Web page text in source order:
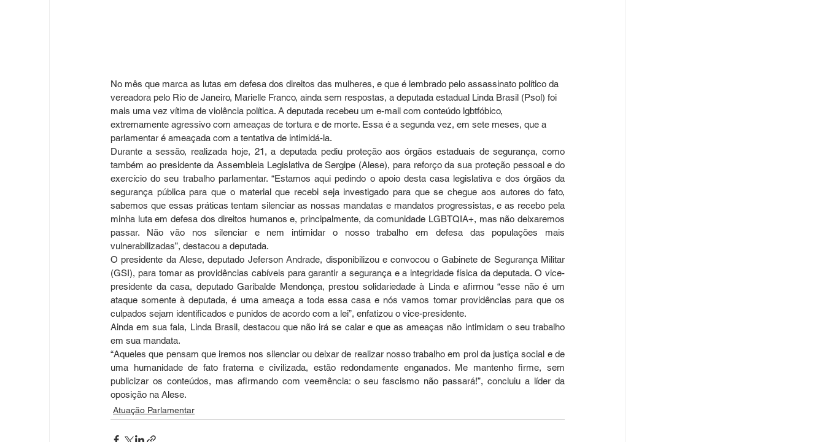
No mês que marca as lutas em defesa dos direitos das mulheres, e que é lembrado pelo assassinato político da
vereadora pelo Rio de Janeiro, Marielle Franco, ainda sem respostas, a deputada estadual Linda Brasil (Psol) foi
mais uma vez vítima de violência política. A deputada recebeu um e-mail com conteúdo lgbtfóbico,
extremamente agressivo com ameaças de tortura e de morte. Essa é a segunda vez, em sete meses, que a
parlamentar é ameaçada com a tentativa de intimidá-la.
Durante a sessão, realizada hoje, 21, a deputada pediu proteção aos órgãos estaduais de segurança, como
também ao presidente da Assembleia Legislativa de Sergipe (Alese), para reforço da sua proteção pessoal e do
exercício do seu trabalho parlamentar. “Estamos aqui pedindo o apoio desta casa legislativa e dos órgãos da
segurança pública para que o material que recebi seja investigado para que se chegue aos autores do fato,
sabemos que essas práticas tentam silenciar as nossas mandatas e mandatos progressistas, e as recebo pela
minha luta em defesa dos direitos humanos e, principalmente, da comunidade LGBTQIA+, mas não deixaremos
passar. Não vão nos silenciar e nem intimidar o nosso trabalho em defesa das populações mais
vulnerabilizadas”, destacou a deputada.
O presidente da Alese, deputado Jeferson Andrade, disponibilizou e convocou o Gabinete de Segurança Militar
(GSI), para tomar as providências cabíveis para garantir a segurança e a integridade física da deputada. O vice-
presidente da casa, deputado Garibalde Mendonça, prestou solidariedade à Linda e afirmou “esse não é um
ataque somente à deputada, é uma ameaça a toda essa casa e nós vamos tomar providências para que os
culpados sejam identificados e punidos de acordo com a lei”, enfatizou o vice-presidente.
Ainda em sua fala, Linda Brasil, destacou que não irá se calar e que as ameaças não intimidam o seu trabalho
em sua mandata.
“Aqueles que pensam que iremos nos silenciar ou deixar de realizar nosso trabalho em prol da justiça social e de
uma humanidade de fato fraterna e civilizada, estão redondamente enganados. Me mantenho firme, sem
publicizar os conteúdos, mas afirmando com veemência: o seu fascismo não passará!”, concluiu a líder da
oposição na Alese.
Atuação Parlamentar